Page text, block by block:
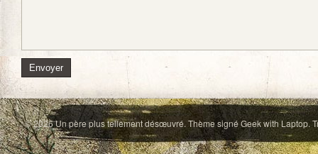
© 2026Un père plus tellement désœuvré. Thème signéGeek with Laptop.